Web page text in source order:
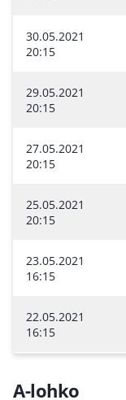
30.05.2021
20:15
29.05.2021
20:15
27.05.2021
20:15
25.05.2021
20:15
23.05.2021
16:15
22.05.2021
16:15
A-lohko